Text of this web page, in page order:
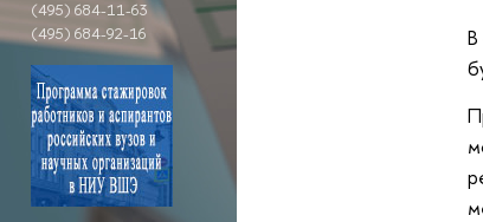
(495) 684-11-63
(495) 684-92-16
В